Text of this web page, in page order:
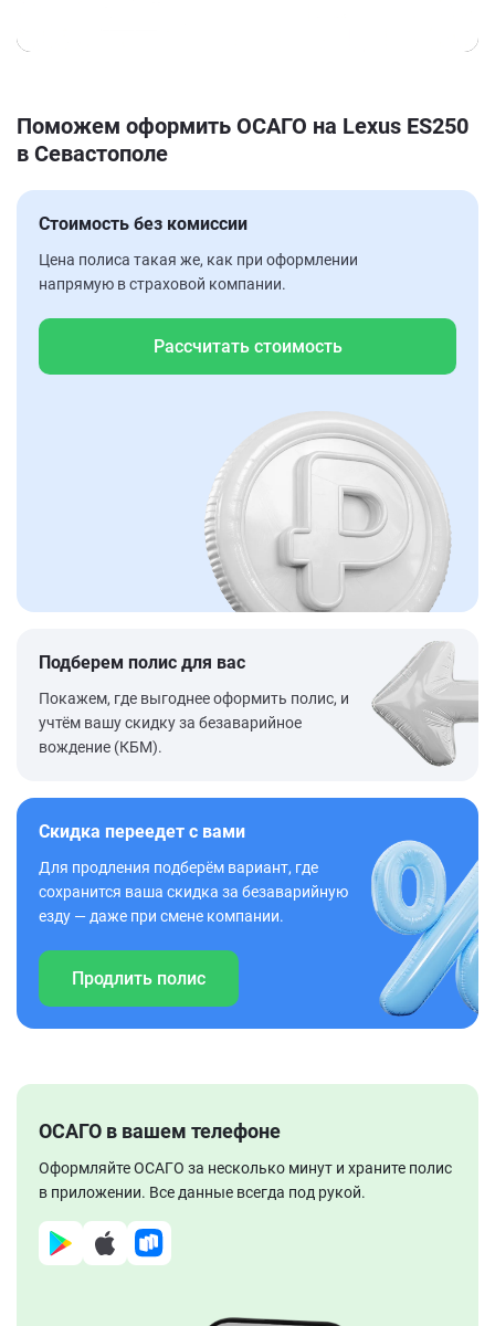
Поможем оформить ОСАГО на Lexus ES250
в Севастополе
Стоимость без комиссии
Цена полиса такая же, как при оформлении
напрямую в страховой компании.
Рассчитать стоимость
Подберем полис для вас
Покажем, где выгоднее оформить полис, и
учтём вашу скидку за безаварийное
вождение (КБМ).
Скидка переедет с вами
Для продления подберём вариант, где
сохранится ваша скидка за безаварийную
езду — даже при смене компании.
Продлить полис
ОСАГО в вашем телефоне
Оформляйте ОСАГО за несколько минут и храните полис
в приложении. Все данные всегда под рукой.